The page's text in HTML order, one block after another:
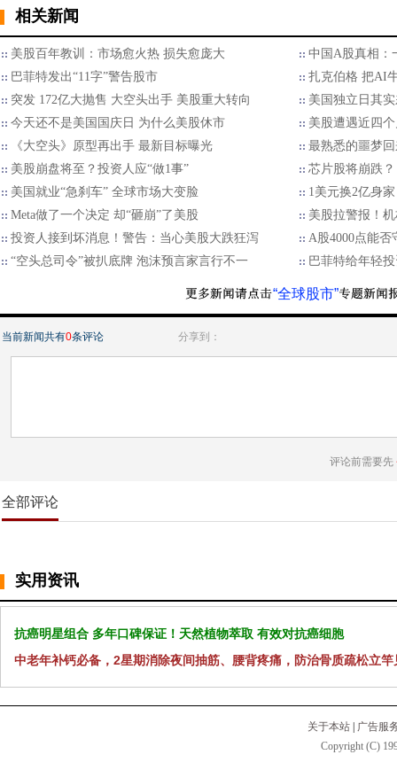
相关新闻
美股百年教训：市场愈火热 损失愈庞大
中国A股真相：
巴菲特发出“11字”警告股市
扎克伯格 把AI
突发 172亿大抛售 大空头出手 美股重大转向
美国独立日其
今天还不是美国国庆日 为什么美股休市
美股遭遇近四
《大空头》原型再出手 最新目标曝光
最熟悉的噩梦
美股崩盘将至？投资人应“做1事”
芯片股将崩跌
美国就业“急刹车” 全球市场大变脸
1美元换2亿身
Meta做了一个决定 却“砸崩”了美股
美股拉警报！
投资人接到坏消息！警告：当心美股大跌狂泻
A股4000点能否
“空头总司令”被扒底牌 泡沫预言家言行不一
巴菲特给年轻
“全球股市”
当前新闻共有0条评论 分享到：
评论前需要先
全部评论
实用资讯
抗癌明星组合 多年口碑保证！天然植物萃取 有效对抗癌细胞
中老年补钙必备，2星期消除夜间抽筋、腰背疼痛，防治骨质疏松立竿
关于本站
广告服
Copyright (C)